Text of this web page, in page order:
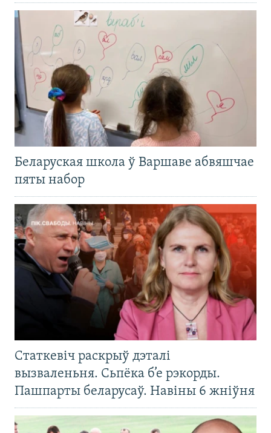
Беларуская школа ў Варшаве абвяшчае
пяты набор
Статкевіч раскрыў дэталі
вызваленьня. Сьпёка б’е рэкорды.
Пашпарты беларусаў. Навіны 6 жніўня